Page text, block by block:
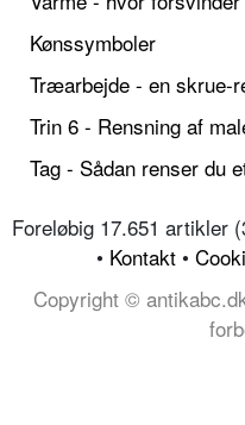
Kønssymboler
Træarbejde - en skrue-
Trin 6 - Rensning af
Tag - Sådan renser du
Foreløbig 17.651 artikler
• Kontakt •
Copyright ©